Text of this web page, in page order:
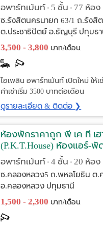
อพาร์ทเม้นท์ • 5 ชั้น • 77 ห้อง
ซ.รังสิตนครนายก 63/1 ถ.รังสิ
ต.ประชาธิปัตย์ อ.ธัญบุรี ปทุมธ
3,500 - 3,800 บาท/เดือน
ไอเพลิน อพาร์ทเม้นท์ เปิดใหม่ ให้เ
ค่าเช่าเริ่ม 3500 บาทต่อเดือน
ดูรายละเอียด & ติดต่อ ❯
ห้องพักราคาถูก พี เค ที เฮ
(P.K.T.House) ห้องแอร์-พั
ซ.คลองหลวง5 (ซ.พัฒนาเ
อพาร์ทเม้นท์ • 4 ชั้น • 20 ห้อง
ซ.คลองหลวง5 ถ.พหลโยธิน ต.
อ.คลองหลวง ปทุมธานี
1,500 - 2,300 บาท/เดือน